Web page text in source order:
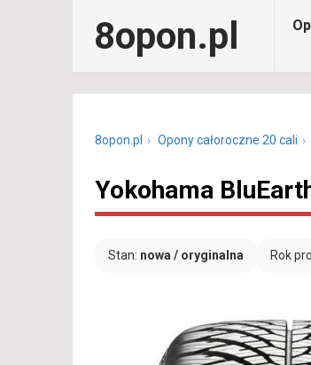
8opon.pl
8opon.pl Opony całoroczne 20 cali
Yokohama
Stan: nowa / oryginalna Rok